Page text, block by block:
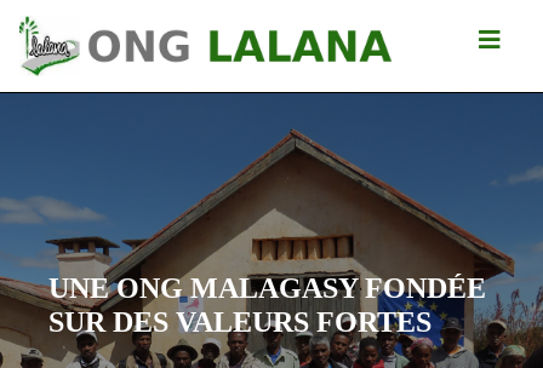
UNE ONG MALAGASY FONDÉE
SUR DES VALEURS FORTES